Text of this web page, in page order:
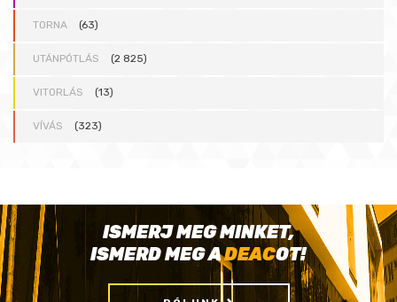
TORNA (63)
UTÁNPÓTLÁS (2 825)
VITORLÁS (13)
VÍVÁS (323)
ISMERJ MEG MINKET,
ISMERD MEG ADEACOT!